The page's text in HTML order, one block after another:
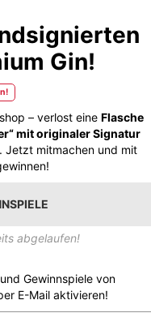
Gin!
– verlost eine Flasche
mit originaler Signatur
Jetzt mitmachen und mit
abgelaufen!
Gewinnspiele von
E-Mail aktivieren!